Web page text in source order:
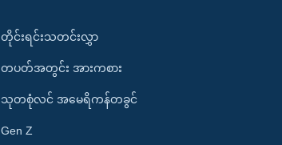
တိုင်းရင်းသတင်းလွှာ
တပတ်အတွင်း အားကစား
သုတစုံလင် အမေရိကန်တခွင်
Gen Z